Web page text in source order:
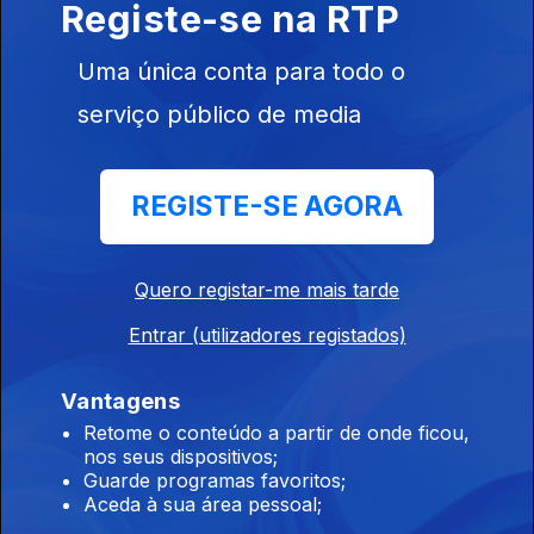
Edição | Lília Almeida
Edição | Lília Almeida
Edição | Lília Almeida
Edição | Lília Almeida
21 jul. 2026
Registe-se na RTP
Uma única conta para todo o
serviço público de media
REGISTE-SE AGORA
Quero registar-me mais tarde
Entrar (utilizadores registados)
Vantagens
Retome o conteúdo a partir de onde ficou,
nos seus dispositivos;
Guarde programas favoritos;
Aceda à sua área pessoal;